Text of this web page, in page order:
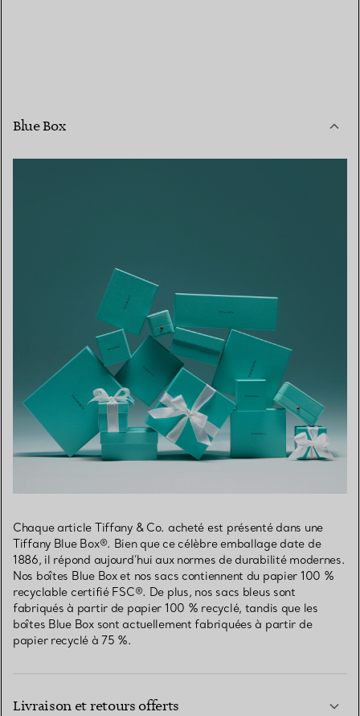
Blue Box
Chaque article Tiffany & Co. acheté est présenté dans une
Tiffany Blue Box®. Bien que ce célèbre emballage date de
1886, il répond aujourd’hui aux normes de durabilité modernes.
Nos boîtes Blue Box et nos sacs contiennent du papier 100 %
recyclable certifié FSC®. De plus, nos sacs bleus sont
fabriqués à partir de papier 100 % recyclé, tandis que les
boîtes Blue Box sont actuellement fabriquées à partir de
papier recyclé à 75 %.
Livraison et retours offerts